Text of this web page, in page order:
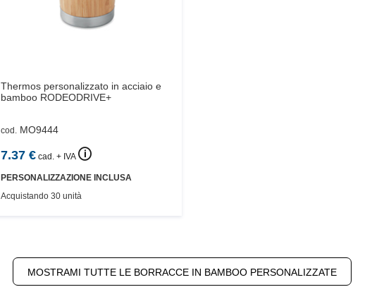
Thermos personalizzato in acciaio e
bamboo RODEODRIVE+
cod. MO9444
7.37€ cad. + IVA 🛈
PERSONALIZZAZIONE INCLUSA
Acquistando 30 unità
MOSTRAMI TUTTE LE BORRACCE IN BAMBOO PERSONALIZZATE